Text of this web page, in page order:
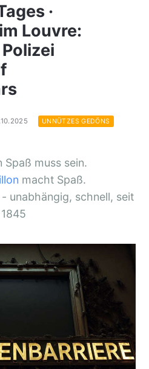
·
Louvre:
UNNÜTZES GEDÖNS
Spaß muss sein.
macht Spaß.
unabhängig, schnell, seit
1845